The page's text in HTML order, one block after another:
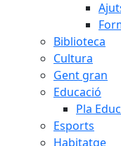
Biblioteca
Cultura
Gent gran
Educació
Pla
Esports
Habitatge